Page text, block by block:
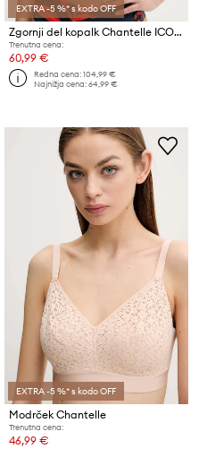
EXTRA -5 %* s kodo OFF
Zgornji del kopalk Chantelle ICON
Trenutna cena:
60,99 €
Redna cena:104,99 €
Najnižja cena:64,99 €
EXTRA -5 %* s kodo OFF
Modrček Chantelle
Trenutna cena:
46,99 €